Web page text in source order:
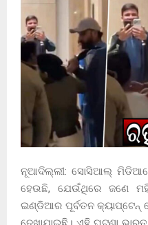
ନୂଆଦିଲ୍ଲୀ: ସୋସିଆଲ୍
ହେଉଛି, ଯେଉଁଥିରେ ଜଣେ
ଇଣ୍ଡିଆର ପୂର୍ବତନ କ୍ୟାପ୍ଟେନ୍